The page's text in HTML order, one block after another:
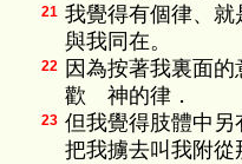
21 我覺得有個律、
與我同在。
22
因為按著我裏面
歡 神的律．
23 但我覺得肢體中另
把我擄去叫我附從